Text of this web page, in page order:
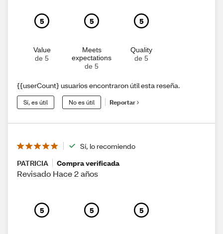
5
Value
de 5
5
Meets
expectations
de 5
5
Quality
de 5
{{userCount} usuarios encontraron útil esta reseña.
Sí, es útil No es útil Reportar
Sí, lo recomiendo
PATRICIA
Compra verificada
Revisado Hace 2 años
5 5 5